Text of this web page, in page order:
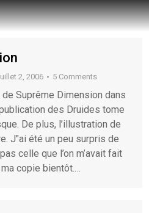
2, 2006 5 Comments
Suprême Dimension dans
des Druides tome
De plus, l’illustration de
J"ai été un peu surpris de
celle que l’on m’avait fait
copie bientôt.…